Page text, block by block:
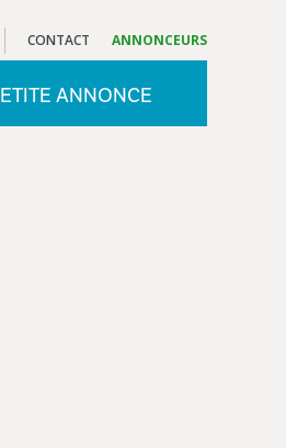
CONTACT ANNONCEURS
ANNONCE